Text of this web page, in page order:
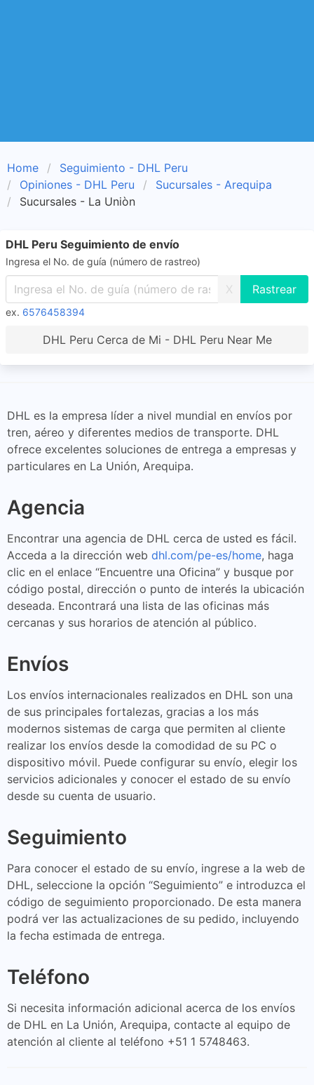
Home
Seguimiento - DHL Peru
Opiniones - DHL Peru
Sucursales - Arequipa
Sucursales - La Uniòn
DHL Peru Seguimiento de envío
Ingresa el No. de guía (número de rastreo)
X
ex. 6576458394
DHL Peru Cerca de Mi - DHL Peru Near Me
DHL es la empresa líder a nivel mundial en envíos por
tren, aéreo y diferentes medios de transporte. DHL
ofrece excelentes soluciones de entrega a empresas y
particulares en La Unión, Arequipa.
Agencia
Encontrar una agencia de DHL cerca de usted es fácil.
Acceda a la dirección web dhl.com/pe-es/home, haga
clic en el enlace “Encuentre una Oficina” y busque por
código postal, dirección o punto de interés la ubicación
deseada. Encontrará una lista de las oficinas más
cercanas y sus horarios de atención al público.
Envíos
Los envíos internacionales realizados en DHL son una
de sus principales fortalezas, gracias a los más
modernos sistemas de carga que permiten al cliente
realizar los envíos desde la comodidad de su PC o
dispositivo móvil. Puede configurar su envío, elegir los
servicios adicionales y conocer el estado de su envío
desde su cuenta de usuario.
Seguimiento
Para conocer el estado de su envío, ingrese a la web de
DHL, seleccione la opción “Seguimiento” e introduzca el
código de seguimiento proporcionado. De esta manera
podrá ver las actualizaciones de su pedido, incluyendo
la fecha estimada de entrega.
Teléfono
Si necesita información adicional acerca de los envíos
de DHL en La Unión, Arequipa, contacte al equipo de
atención al cliente al teléfono +51 1 5748463.